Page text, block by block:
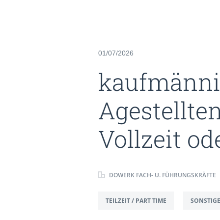
01/07/2026
Vollzeit
DOWERK FACH- U. FÜHRUNGSKRÄFTE
TEILZEIT / PART TIME